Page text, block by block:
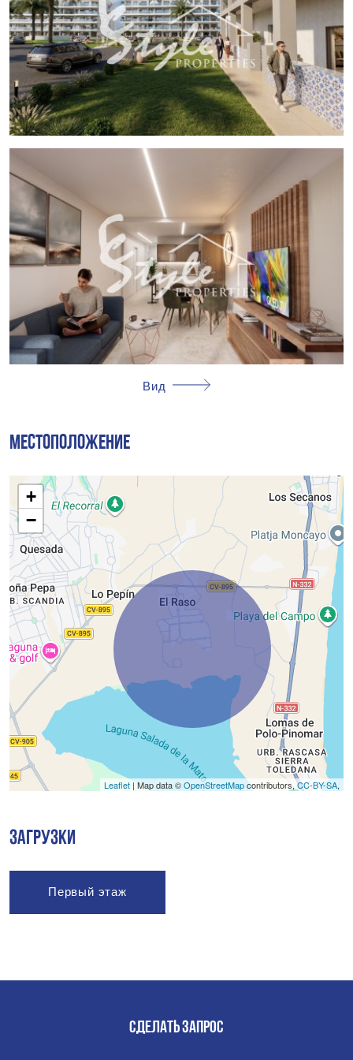
керамическим гранитом, который придает современный
вид и легко поддерживается. Комфорт гарантирован
установкой кондиционера и предварительной установкой
для дополнительных систем, обеспечивая приятную
атмосферу круглый год. Электрические жалюзи и
включенные бытовые приборы облегчают повседневную
жизнь, а встроенные шкафы обеспечивают эффективное
видеодомофоном, обеспечивая спокойствие жителям.
ОБЩИЕ ЗОНЫ
Жилой комплекс предлагает разнообразные общие зоны,
разработанные для удовольствия всей семьи. Жители
могут расслабиться в общем бассейне, окруженном
ухоженными садами, создающими атмосферу
спокойствия и природной красоты. Для малышей есть
детская площадка, где они могут играть и общаться в
безопасной среде. Любители спорта оценят общий
тренажерный зал, оборудованный для поддержания
активного и здорового образа жизни. Кроме того, мини-
гольф - это веселый вариант для проведения свободного
Вид
МЕСТОПОЛОЖЕНИЕ
+
−
Leaflet | Map data ©OpenStreetMapcontributors,CC-BY-SA,
ЗАГРУЗКИ
Первый этаж
СДЕЛАТЬ ЗАПРОС